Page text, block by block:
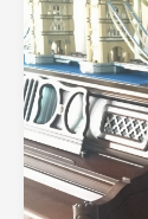
2003~2013
AIRSERVER
ARCHIVES